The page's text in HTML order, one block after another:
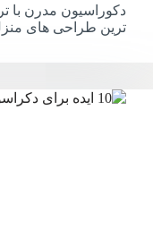
دکوراسیون مدرن با
ترین طراحی های